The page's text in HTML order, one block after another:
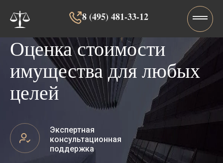
8 (495) 481-33-12‬‬
Оценка стоимости
имущества для любых
целей
Экспертная
консультационная
поддержка